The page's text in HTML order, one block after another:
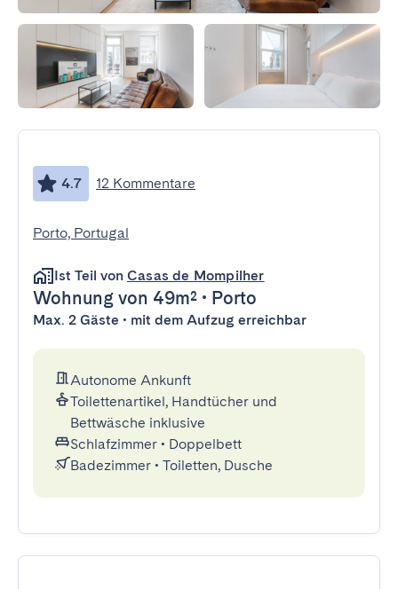
4.7 12 Kommentare
Porto, Portugal
Ist Teil von Casas de Mompilher
Wohnung von 49m² • Porto
Max. 2 Gäste • mit dem Aufzug erreichbar
Autonome Ankunft
Toilettenartikel, Handtücher und
Bettwäsche inklusive
Schlafzimmer • Doppelbett
Badezimmer • Toiletten, Dusche